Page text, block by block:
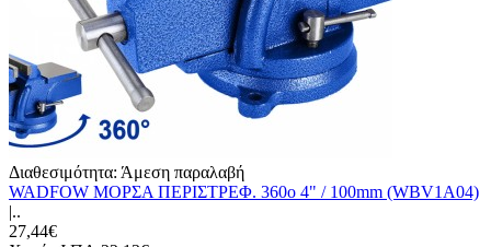
Διαθεσιμότητα: Άμεση παραλαβή
WADFOW ΜΟΡΣΑ ΠΕΡΙΣΤΡΕΦ. 360o 4" / 100mm (WBV1A04)
|..
27,44€